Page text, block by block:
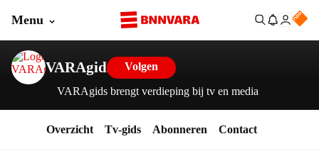
Menu
VARAgids Volgen
VARAgids brengt verdieping bij tv en media
Overzicht Tv-gids Abonneren Contact